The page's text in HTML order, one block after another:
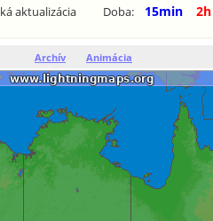
aktualizácia Doba: 15min 2h
Archív Animácia